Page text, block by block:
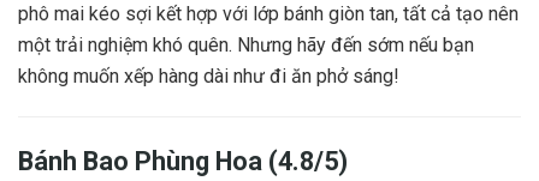
phô mai kéo sợi kết hợp với lớp bánh giòn tan, tất cả tạo nên
một trải nghiệm khó quên. Nhưng hãy đến sớm nếu bạn
không muốn xếp hàng dài như đi ăn phở sáng!
Bánh Bao Phùng Hoa (4.8/5)